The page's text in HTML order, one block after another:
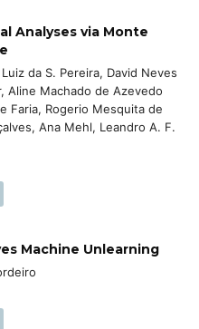
Analyses via Monte
da S. Pereira, David Neves
Aline Machado de Azevedo
Faria, Rogerio Mesquita de
Ana Mehl, Leandro A. F.
Machine Unlearning